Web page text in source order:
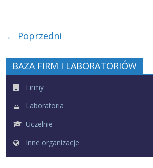
← Poprzedni
BAZA FIRM I LABORATORIÓW
Firmy
Laboratoria
Uczelnie
Inne organizacje